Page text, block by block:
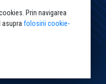
Termeni și condiții Contact
Prin navigarea
asupra folosirii cookie-